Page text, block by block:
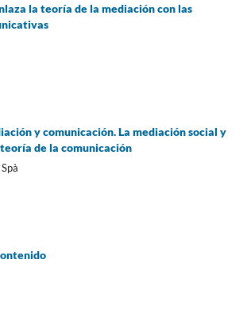
la teoría de la mediación con las
y comunicación. La mediación social y
de la comunicación